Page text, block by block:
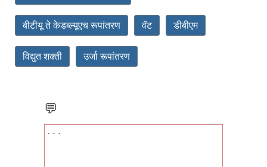
बीटीयू ते केडब्ल्यूएच रूपांतरण वॅट डीबीएम
विद्युत शक्ती उर्जा रूपांतरण
💬